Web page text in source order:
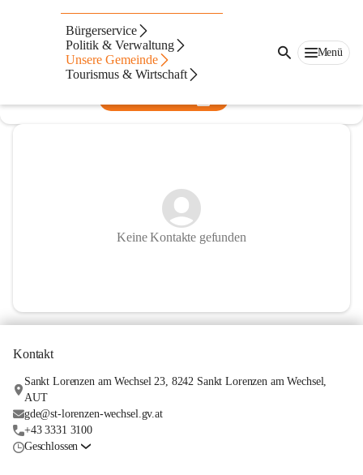
Bürgerservice
Politik & Verwaltung
Unsere Gemeinde
Tourismus & Wirtschaft
Menü
Pfarre St. Lorenzen am Wechsel
@pfarre-st-lorenzen-am-wechsel
Pfarre
Keine Kontakte gefunden
Kontakt
Sankt Lorenzen am Wechsel 23, 8242 Sankt Lorenzen am Wechsel,
AUT
gde@st-lorenzen-wechsel.gv.at
+43 3331 3100
Geschlossen